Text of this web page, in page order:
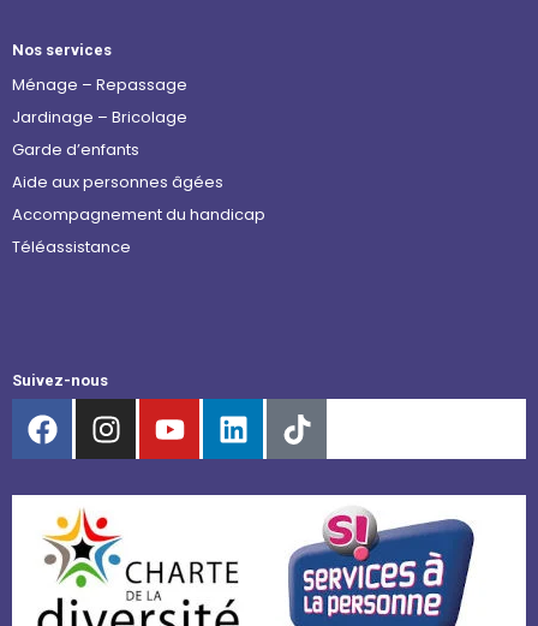
Nos services
Ménage – Repassage
Jardinage – Bricolage
Garde d’enfants
Aide aux personnes âgées
Accompagnement du handicap
Téléassistance
Suivez-nous